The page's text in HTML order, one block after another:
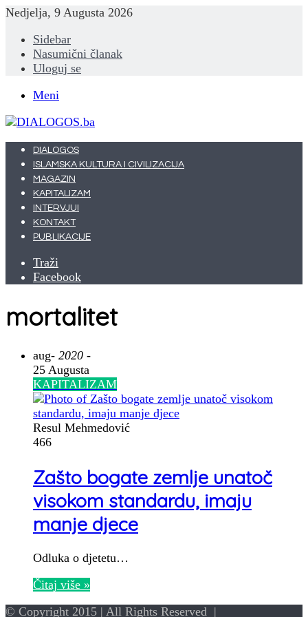
Nedjelja, 9 Augusta 2026
Sidebar
Nasumični članak
Uloguj se
Meni
DIALOGOS
ISLAMSKA KULTURA I CIVILIZACIJA
MAGAZIN
KAPITALIZAM
INTERVJUI
KONTAKT
PUBLIKACIJE
Traži
Facebook
mortalitet
aug- 2020 -
25 Augusta
KAPITALIZAM
Resul Mehmedović
466
Zašto bogate zemlje unatoč
visokom standardu, imaju
manje djece
Odluka o djetetu…
Čitaj više »
© Copyright 2015 | All Rights Reserved |